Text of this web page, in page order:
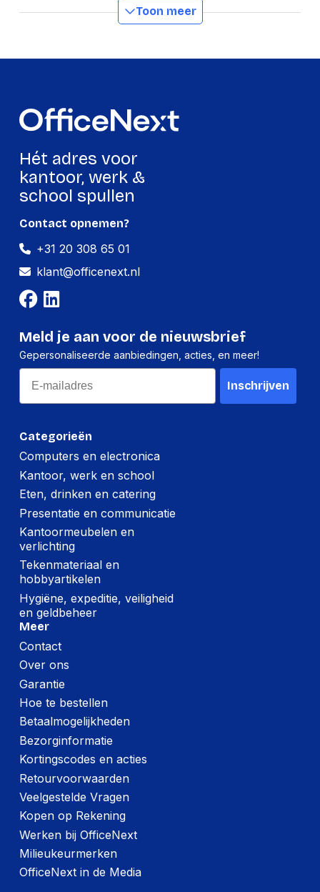
20017
Lengte
Breedte
Hoogte
Gewicht
Verpakking
Per stuk
Hoeveelheid:
1 stuk
Breedte:
Lengte:
Gewicht:
24 gram
Per doos
Hoeveelheid:
Breedte:
Hoogte:
Lengte:
-
Gewicht:
Toon meer
Hét adres voor
kantoor, werk &
school spullen
Categorieën
Computers en electronica
Kantoor, werk en school
Eten, drinken en catering
Presentatie en communicatie
Kantoormeubelen en
verlichting
Tekenmateriaal en
hobbyartikelen
Hygiëne, expeditie, veiligheid
en geldbeheer
Meer
Contact
Over ons
Garantie
Hoe te bestellen
Betaalmogelijkheden
Bezorginformatie
Kortingscodes en acties
Retourvoorwaarden
Veelgestelde Vragen
Kopen op Rekening
Werken bij OfficeNext
Milieukeurmerken
OfficeNext in de Media
Contact opnemen?
+31 20 308 65 01
klant@officenext.nl
Meld je aan voor de nieuwsbrief
Gepersonaliseerde aanbiedingen, acties, en meer!
Email
Inschrijven